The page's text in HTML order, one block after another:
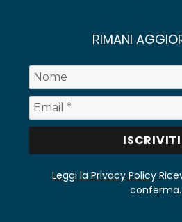
RIMANI
Leggi la Privacy Policy
conferma.